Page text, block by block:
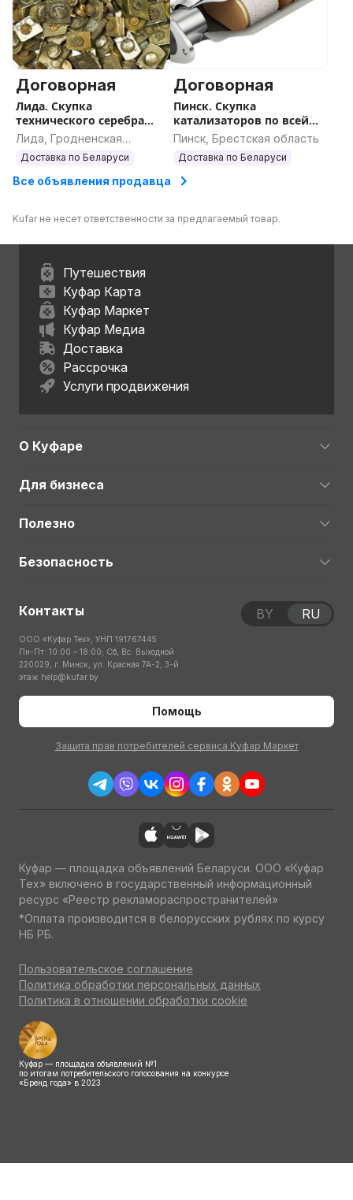
Договорная
Лида. Скупка
технического серебра
бытового назначения
Лида, Гродненская
область
Доставка по Беларуси
Договорная
Пинск. Скупка
катализаторов по всей
Беларуси
Пинск, Брестская область
Доставка по Беларуси
Все объявления продавца
Kufar не несет ответственности за предлагаемый товар.
Путешествия
Куфар Карта
Куфар Маркет
Куфар Медиа
Доставка
Рассрочка
Услуги продвижения
О Куфаре
Для бизнеса
Полезно
Безопасность
Контакты
ООО «Куфар Тех», УНП 191767445
Пн-Пт: 10:00 – 18:00; Сб, Вс: Выходной
220029, г. Минск, ул. Красная 7А-2, 3-й
этаж help@kufar.by
Помощь
Защита прав потребителей сервиса Куфар Маркет
BY RU
Куфар — площадка объявлений Беларуси. ООО «Куфар
Тех» включено в государственный информационный
ресурс «Реестр рекламораспространителей»
*Оплата производится в белорусских рублях по курсу
НБ РБ.
Пользовательское соглашение
Политика обработки персональных данных
Политика в отношении обработки cookie
Куфар — площадка объявлений №1
по итогам потребительского голосования на конкурсе
«Бренд года» в 2023